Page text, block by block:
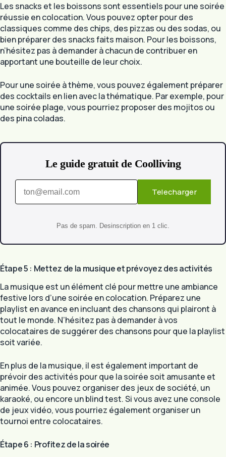
Les snacks et les boissons sont essentiels pour une soirée
réussie en colocation. Vous pouvez opter pour des
classiques comme des chips, des pizzas ou des sodas, ou
bien préparer des snacks faits maison. Pour les boissons,
n’hésitez pas à demander à chacun de contribuer en
apportant une bouteille de leur choix.
Pour une soirée à thème, vous pouvez également préparer
des cocktails en lien avec la thématique. Par exemple, pour
une soirée plage, vous pourriez proposer des mojitos ou
des pina coladas.
Le guide gratuit de Coolliving
Telecharger
Pas de spam. Desinscription en 1 clic.
Étape 5 : Mettez de la musique et prévoyez des activités
La musique est un élément clé pour mettre une ambiance
festive lors d’une soirée en colocation. Préparez une
playlist en avance en incluant des chansons qui plairont à
tout le monde. N’hésitez pas à demander à vos
colocataires de suggérer des chansons pour que la playlist
soit variée.
En plus de la musique, il est également important de
prévoir des activités pour que la soirée soit amusante et
animée. Vous pouvez organiser des jeux de société, un
karaoké, ou encore un blind test. Si vous avez une console
de jeux vidéo, vous pourriez également organiser un
tournoi entre colocataires.
Étape 6 : Profitez de la soirée